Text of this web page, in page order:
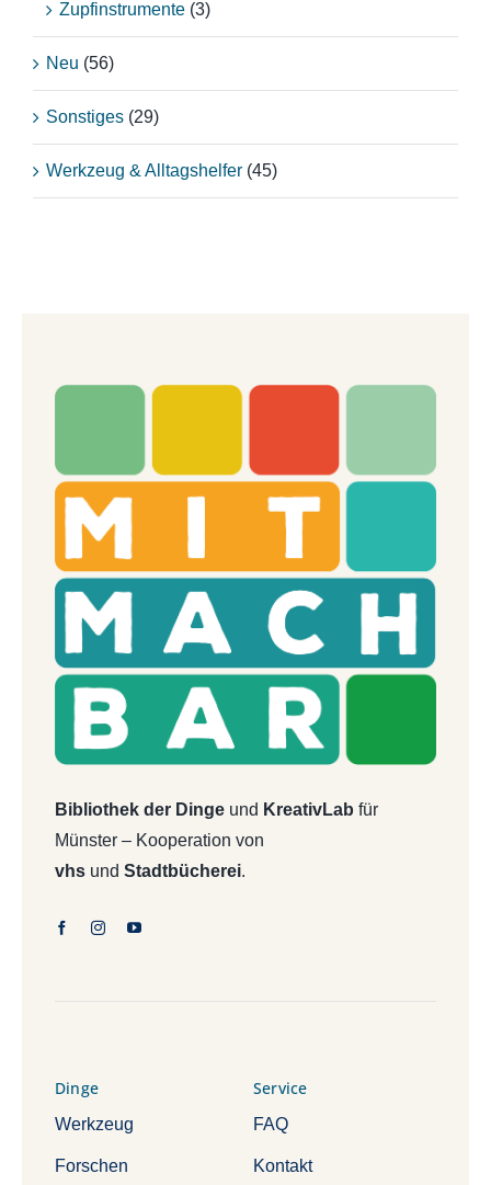
Zupfinstrumente (3)
Neu (56)
Sonstiges (29)
Werkzeug & Alltagshelfer (45)
Bibliothek der Dingeund KreativLab für
Münster – Kooperation von
vhsund Stadtbücherei.
Dinge
Werkzeug
Forschen
Service
FAQ
Kontakt